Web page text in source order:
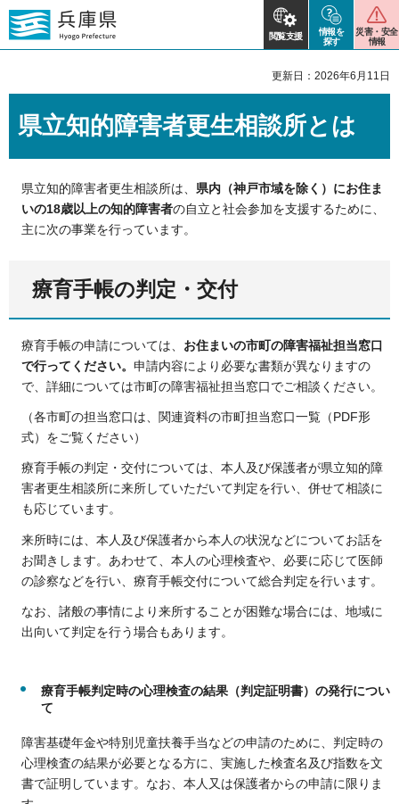
閲覧支援
情報を
探す
災害・安全
情報
更新日：2026年6月11日
県立知的障害者更生相談所とは
県立知的障害者更生相談所は、 県内（神戸市域を除く）にお住ま
いの18歳以上の知的障害者の自立と社会参加を支援するために、
主に次の事業を行っています。
療育手帳の判定・交付
療育手帳の申請については、 お住まいの市町の障害福祉担当窓口
で行ってください。 申請内容により必要な書類が異なりますの
で、詳細については市町の障害福祉担当窓口でご相談ください。
（各市町の担当窓口は、関連資料の市町担当窓口一覧（PDF形
式）をご覧ください）
療育手帳の判定・交付については、本人及び保護者が県立知的障
害者更生相談所に来所していただいて判定を行い、併せて相談に
も応じています。
来所時には、本人及び保護者から本人の状況などについてお話を
お聞きします。あわせて、本人の心理検査や、必要に応じて医師
の診察などを行い、療育手帳交付について総合判定を行います。
なお、諸般の事情により来所することが困難な場合には、地域に
出向いて判定を行う場合もあります。
療育手帳判定時の心理検査の結果（判定証明書）の発行につい
て
障害基礎年金や特別児童扶養手当などの申請のために、判定時の
心理検査の結果が必要となる方に、実施した検査名及び指数を文
書で証明しています。なお、本人又は保護者からの申請に限りま